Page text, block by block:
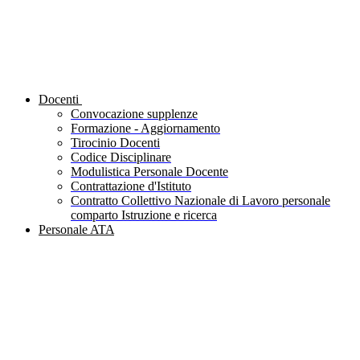
Docenti
Convocazione supplenze
Formazione - Aggiornamento
Tirocinio Docenti
Codice Disciplinare
Modulistica Personale Docente
Contrattazione d'Istituto
Contratto Collettivo Nazionale di Lavoro personale
comparto Istruzione e ricerca
Personale ATA